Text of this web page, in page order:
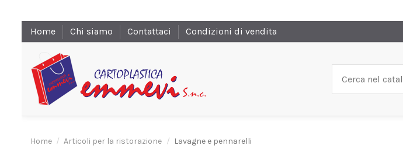
Home Chi siamo Contattaci Condizioni di vendita
Home Articoli per la ristorazione Lavagne e pennarelli